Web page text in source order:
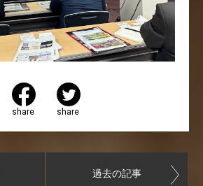
share share
過去の記事